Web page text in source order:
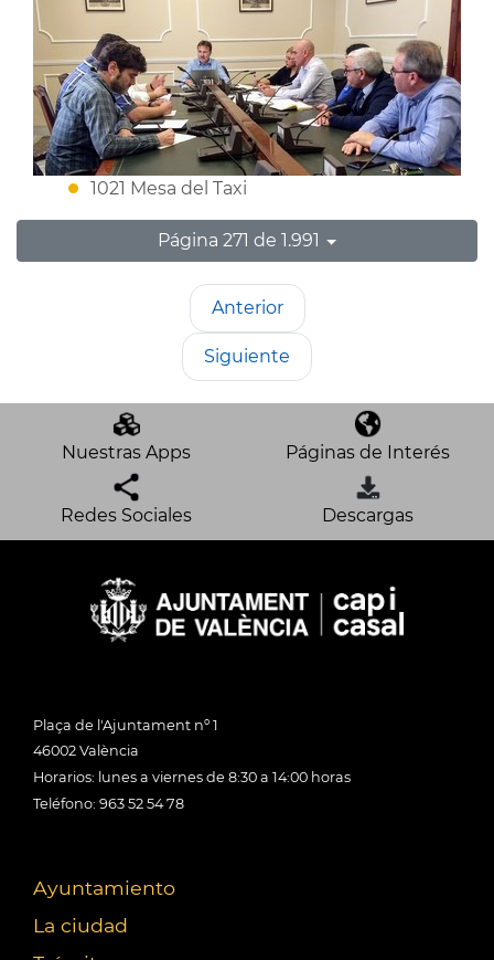
1021 Mesa del Taxi
Página 271 de 1.991
Anterior
Siguiente
Nuestras Apps Páginas de Interés
Redes Sociales Descargas
Plaça de l'Ajuntament nº 1
46002 València
Horarios: lunes a viernes de 8:30 a 14:00 horas
Teléfono: 963 52 54 78
Ayuntamiento
La ciudad